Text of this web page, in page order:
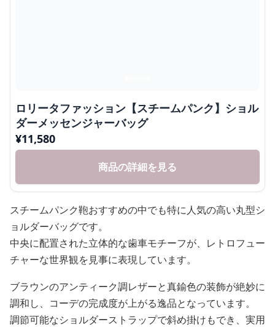
ロリータファッション【スチームパンク】ショル
ダーメッセンジャーバッグ
¥11,580
商品の詳細を見る
スチームパンク鞄おすすめの中でも特に人気の高い丸型シ
ョルダーバッグです。
中央に配置された立体的な歯車モチーフが、レトロフュー
チャーな世界観を見事に表現しています。
ブラウンのアンティーク調レザーと真鍮色の装飾が絶妙に
調和し、コーデの完成度が上がる逸品となっています。
調節可能なショルダーストラップで斜め掛けもでき、実用